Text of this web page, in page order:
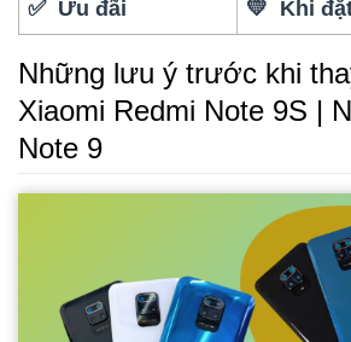
✅ Ưu đãi 💛 Khi
Những lưu ý trước khi
Xiaomi Redmi Note 9S |
Note 9